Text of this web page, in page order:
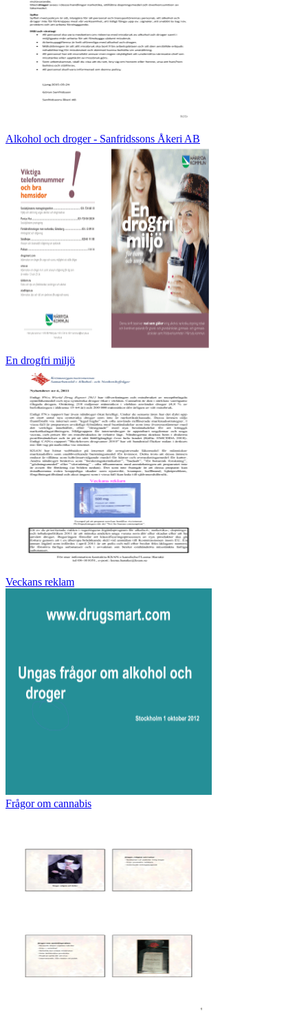
Alkohol och droger - Sanfridssons Åkeri AB
En drogfri miljö
Veckans reklam
Frågor om cannabis